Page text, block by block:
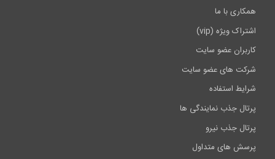
همکاری با ما
اشتراک ویژه (vip)
کاربران عضو سایت
شرکت های عضو سایت
شرایط استفاده
پرتال جذب نمایندگی ها
پرتال جذب نیرو
پرسش های متداول